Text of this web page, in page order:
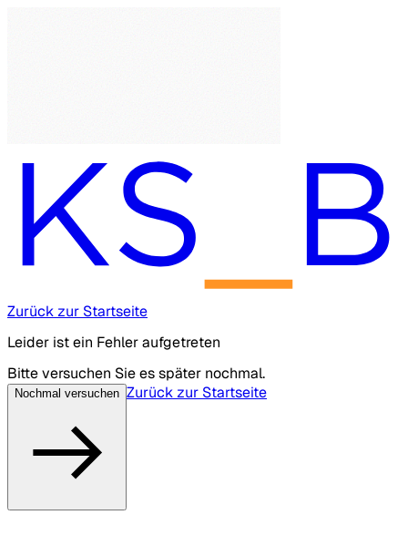
Zurück zur Startseite
Leider ist ein Fehler aufgetreten
Bitte versuchen Sie es später nochmal.
Nochmal versuchen Zurück zur Startseite